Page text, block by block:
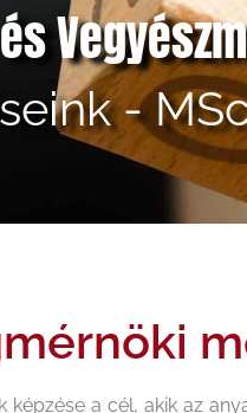
-
képzése a cél, akik az